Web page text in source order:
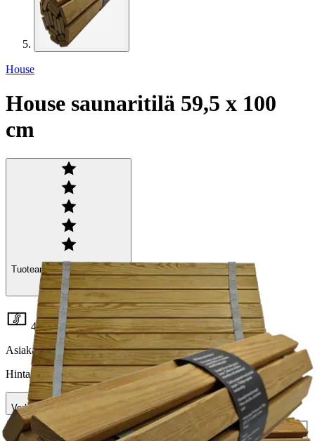
House
House saunaritilä 59,5 x 100
cm
Tuotearvioiden keskiarvo5 /5
(1) arvio
42,42 €
Asiakasomistajahinta
Hinta ilman S-Etukorttia:
49,90 €
Verkkokaupan hinta
Valitse toimitustapa